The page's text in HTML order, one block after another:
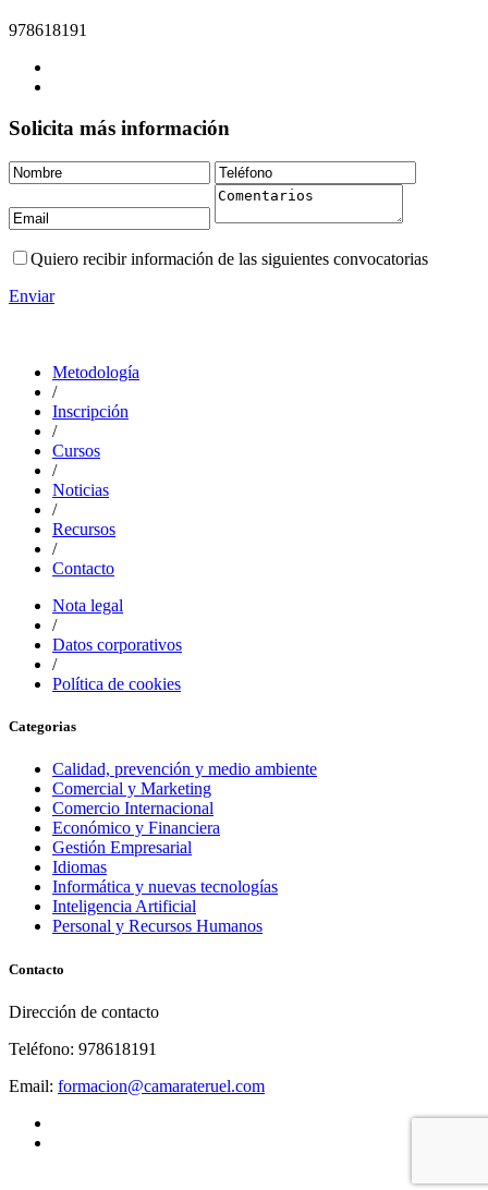
978618191
Solicita más información
Quiero recibir información de las siguientes convocatorias
Enviar
Metodología
/
Inscripción
/
Cursos
/
Noticias
/
Recursos
/
Contacto
Nota legal
/
Datos corporativos
/
Política de cookies
Categorias
Calidad, prevención y medio ambiente
Comercial y Marketing
Comercio Internacional
Económico y Financiera
Gestión Empresarial
Idiomas
Informática y nuevas tecnologías
Inteligencia Artificial
Personal y Recursos Humanos
Contacto
Dirección de contacto
Teléfono: 978618191
Email: formacion@camarateruel.com